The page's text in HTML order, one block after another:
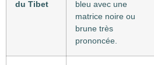
du Tibet
bleu avec une
matrice noire ou
brune très
prononcée.